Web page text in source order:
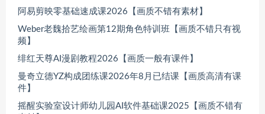
阿易剪映零基础速成课2026【画质不错有素材】
Weber老魏拾艺绘画第12期角色特训班【画质不错只有视
频】
绯红天尊AI漫剧教程2026【画质一般有课件】
曼奇立德YZ构成团练课2026年8月已结课【画质高清有课
件】
摇醒实验室设计师幼儿园AI软件基础课2025【画质不错有